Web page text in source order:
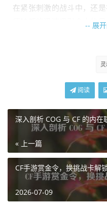
在紧张刺激的战斗中，还
师妹都能迅速吸引众人的
局，凭借着敏锐的洞察力
不经意的提醒，却能成为
雨中灵活穿梭，躲避敌人
人不禁为她捏一把汗,又在
小师妹还特别擅长组织团
比赛，让玩家们在游戏之
是能想出新奇的点子,让每
PUBG 小师妹就像是游戏
了无尽的欢乐与活力，她
家心中难以忘怀的存在，
-- 展
阅读
深入剖析 COG 与 CF 的内在
« 上一篇
CF手游赏金令，换挑战卡解
2026-07-09